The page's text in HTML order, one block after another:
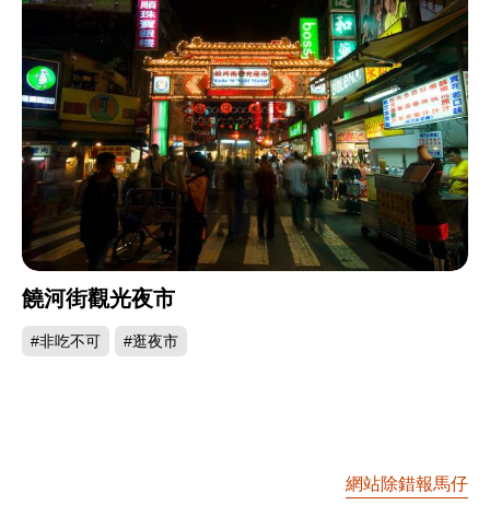
饒河街觀光夜市
#非吃不可 #逛夜市
網站除錯報馬仔